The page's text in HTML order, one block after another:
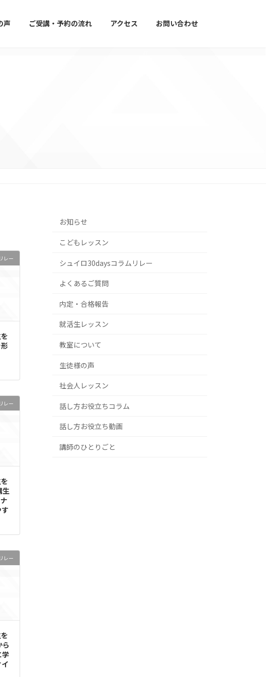
声 ご受講・予約の流れ アクセス お問い合わせ
レー
レー
生
レー
学
お知らせ
こどもレッスン
シュイロ30daysコラムリレー
よくあるご質問
内定・合格報告
就活生レッスン
教室について
生徒様の声
社会人レッスン
話し方お役立ちコラム
話し方お役立ち動画
講師のひとりごと